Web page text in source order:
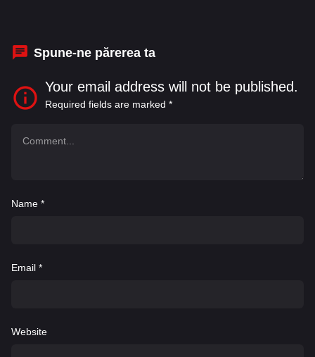
Spune-ne părerea ta
Your email address will not be published.
Required fields are marked *
Name *
Email *
Website